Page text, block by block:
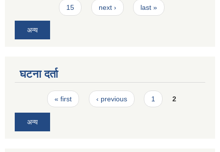
15 next › last »
अन्य
घटना दर्ता
Pages« first ‹ previous 1 2
अन्य